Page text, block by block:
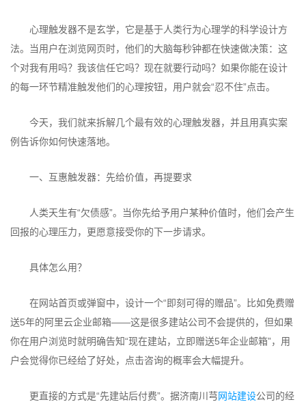
心理触发器不是玄学，它是基于人类行为心理学的科学设计方
法。当用户在浏览网页时，他们的大脑每秒钟都在快速做决策：这
个对我有用吗？我该信任它吗？现在就要行动吗？如果你能在设计
的每一环节精准触发他们的心理按钮，用户就会“忍不住”点击。
今天，我们就来拆解几个最有效的心理触发器，并且用真实案
例告诉你如何快速落地。
一、互惠触发器：先给价值，再提要求
人类天生有“欠债感”。当你先给予用户某种价值时，他们会产生
回报的心理压力，更愿意接受你的下一步请求。
具体怎么用？
在网站首页或弹窗中，设计一个“即刻可得的赠品”。比如免费赠
送5年的阿里云企业邮箱——这是很多建站公司不会提供的，但如果
你在用户浏览时就明确告知“现在建站，立即赠送5年企业邮箱”，用
户会觉得你已经给了好处，点击咨询的概率会大幅提升。
更直接的方式是“先建站后付费”。据济南川芎网站建设公司的经